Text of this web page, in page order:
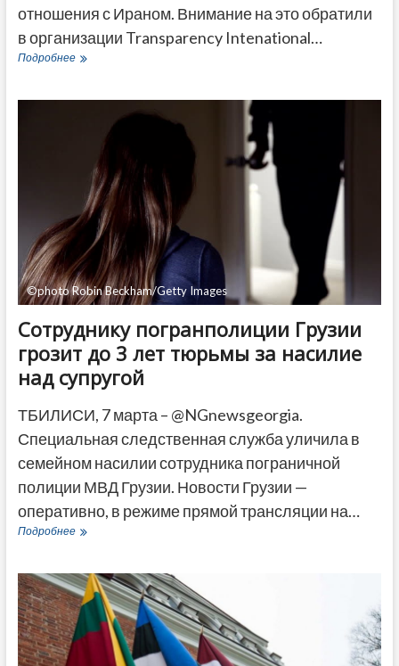
отношения с Ираном. Внимание на это обратили
в организации Transparency Intenational…
ПодробнееTI
углубление
отношений
Ираном
годы
правления
«Грузинской
мечты»
©photo Robin Beckham/Getty Images
Сотруднику погранполиции Грузии
грозит до 3 лет тюрьмы за насилие
над супругой
ТБИЛИСИ, 7 марта – @NGnewsgeorgia.
Специальная следственная служба уличила в
семейном насилии сотрудника пограничной
полиции МВД Грузии. Новости Грузии —
оперативно, в режиме прямой трансляции на…
ПодробнееСотруднику
грозит
до
3
лет
тюрьмы